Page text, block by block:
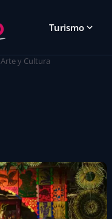
Turismo
Arte y Cultura